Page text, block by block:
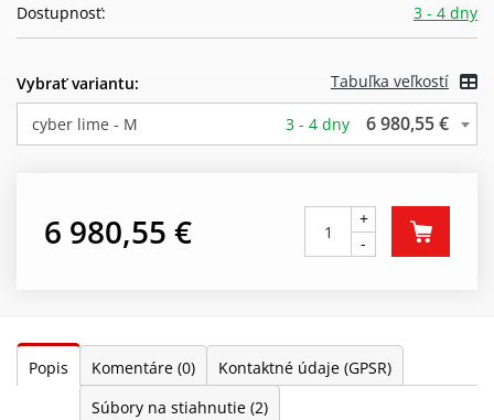
3 - 4 dny
Dostupnosť:
Vybrať variantu: Tabuľka veľkostí
cyber lime - M 3 - 4 dny 6 980,55 €
6 980,55 €
+
-
Popis Komentáre (0)
Kontaktné údaje (GPSR)
Súbory na stiahnutie (2)